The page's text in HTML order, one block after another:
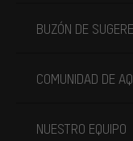
BUZÓN DE
COMUNIDAD DE
NUESTRO EQUIPO